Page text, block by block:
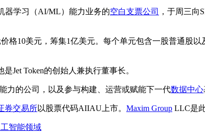
器学习（AI/ML）能力业务的空白支票公司
，于周三向
格10美元，筹集1亿美元。每个单元包含一股普通股
Jet Token的创始人兼执行董事长。
力的公司，以及参与构建、运营或赋能下一代数据中心
券交易所以股票代码AIIAU上市。 Maxim Group LLC是
工智能领域